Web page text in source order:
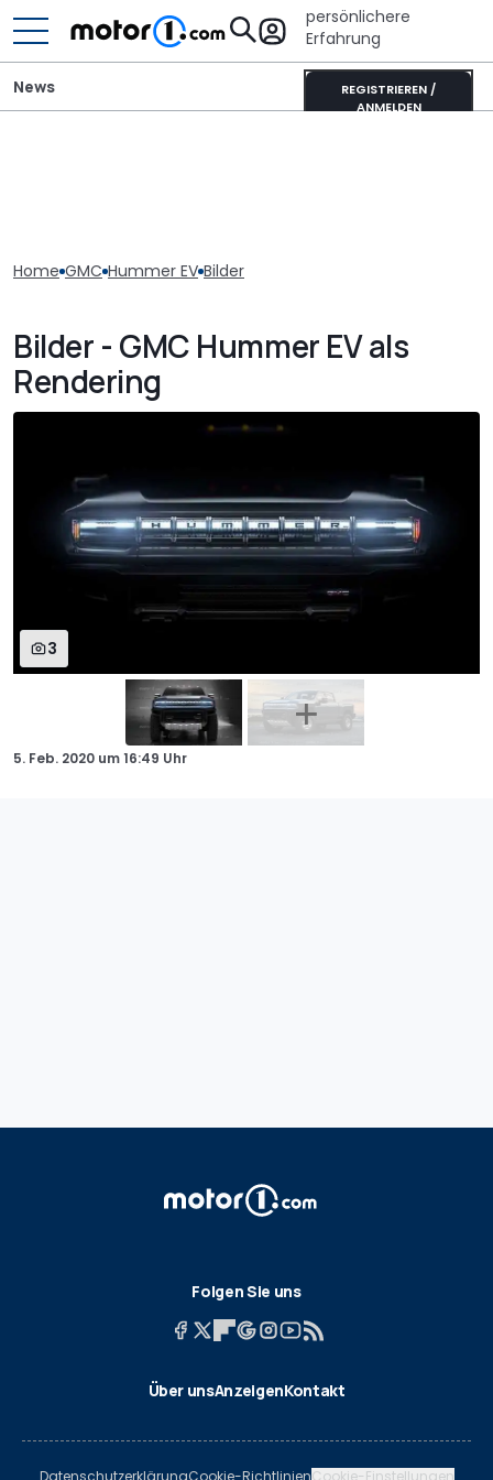
persönlichere
Erfahrung
REGISTRIEREN /
ANMELDEN
News
Home GMC Hummer EV Bilder
Bilder - GMC Hummer EV als
Rendering
3
5. Feb. 2020 um16:49 Uhr
Folgen Sie uns
Über unsAnzeigenKontakt